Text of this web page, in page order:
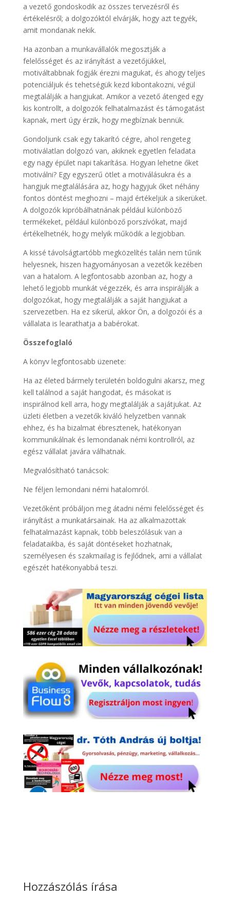
a vezető gondoskodik az összes tervezésről és
értékelésről; a dolgozóktól elvárják, hogy azt tegyék,
amit mondanak nekik.
Ha azonban a munkavállalók megosztják a
felelősséget és az irányítást a vezetőjükkel,
motiváltabbnak fogják érezni magukat, és ahogy teljes
potenciáljuk és tehetségük kezd kibontakozni, végül
megtalálják a hangjukat. Amikor a vezető átenged egy
kis kontrollt, a dolgozók felhatalmazást és támogatást
kapnak, mert úgy érzik, hogy megbíznak bennük.
Gondoljunk csak egy takarító cégre, ahol rengeteg
motiválatlan dolgozó van, akiknek egyetlen feladata
egy nagy épület napi takarítása. Hogyan lehetne őket
motiválni? Egy egyszerű ötlet a motiválásukra és a
hangjuk megtalálására az, hogy hagyjuk őket néhány
fontos döntést meghozni – majd értékeljük a sikerüket.
A dolgozók kipróbálhatnának például különböző
termékeket, például különböző porszívókat, majd
értékelhetnék, hogy melyik működik a legjobban.
A kissé távolságtartóbb megközelítés talán nem tűnik
helyesnek, hiszen hagyományosan a vezetők kezében
van a hatalom. A legfontosabb azonban az, hogy a
lehető legjobb munkát végezzék, és arra inspirálják a
dolgozókat, hogy megtalálják a saját hangjukat a
szervezetben. Ha ez sikerül, akkor Ön, a dolgozói és a
vállalata is learathatja a babérokat.
Összefoglaló
A könyv legfontosabb üzenete:
Ha az életed bármely területén boldogulni akarsz, meg
kell találnod a saját hangodat, és másokat is
inspirálnod kell arra, hogy megtalálják a sajátjukat. Az
üzleti életben a vezetők kiváló helyzetben vannak
ehhez, és ha bizalmat ébresztenek, hatékonyan
kommunikálnak és lemondanak némi kontrollról, az
egész vállalat javára válhatnak.
Megvalósítható tanácsok:
Ne féljen lemondani némi hatalomról.
Vezetőként próbáljon meg átadni némi felelősséget és
irányítást a munkatársainak. Ha az alkalmazottak
felhatalmazást kapnak, több beleszólásuk van a
feladataikba, és saját döntéseket hozhatnak,
személyesen és szakmailag is fejlődnek, ami a vállalat
egészét hatékonyabbá teszi.
Hozzászólás írása